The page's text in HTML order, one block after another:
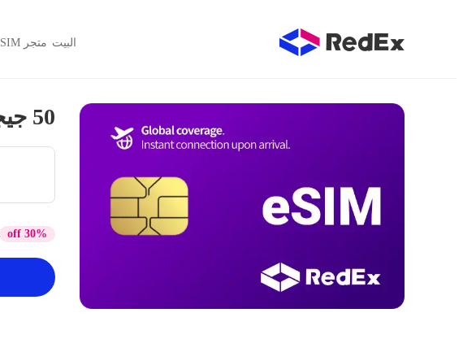
البيت متجر eSIM
50 جيجابايت - 5 أيام
30% off